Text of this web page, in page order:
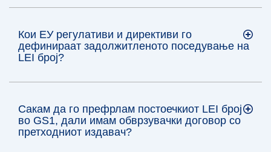
Кои ЕУ регулативи и директиви го
дефинираат задолжитленото поседување на
LEI број?
Сакам да го префрлам постоечкиот LEI број
во GS1, дали имам обврзувачки договор со
претходниот издавач?